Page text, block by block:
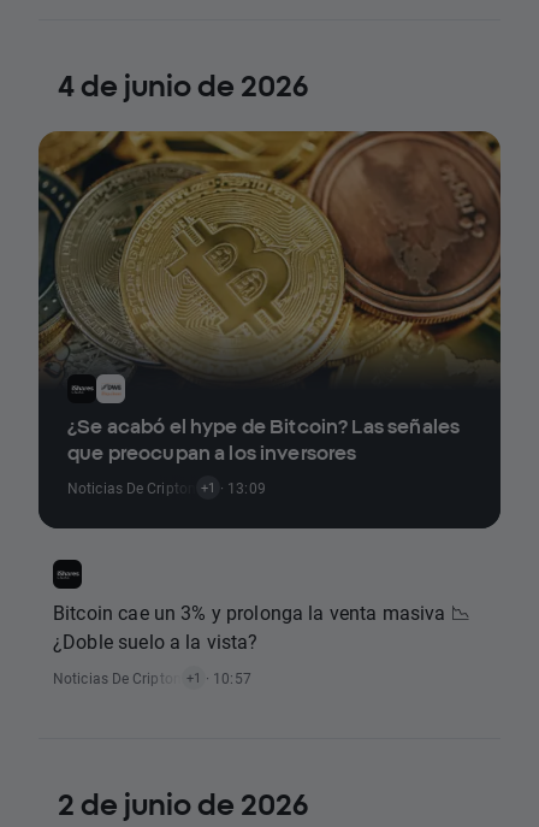
4 de junio de 2026
¿Se acabó el hype de Bitcoin? Las señales
que preocupan a los inversores
Noticias De Criptomonedas
+1 · 13:09
Bitcoin cae un 3% y prolonga la venta masiva 📉
¿Doble suelo a la vista?
Noticias De Criptomonedas
+1 · 10:57
2 de junio de 2026